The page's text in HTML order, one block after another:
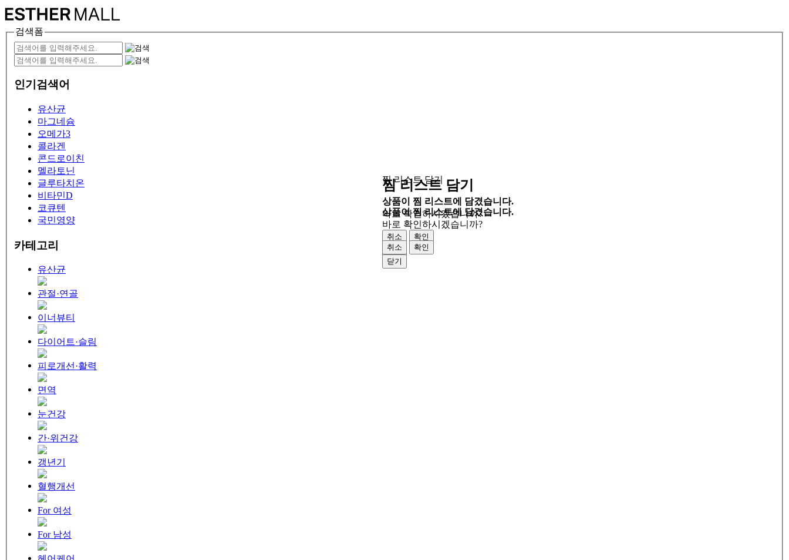
검색폼
인기검색어
유산균
마그네슘
오메가3
콜라겐
콘드로이친
멜라토닌
글루타치온
비타민D
코큐텐
국민영양
카테고리
유산균
관절·연골
이너뷰티
다이어트·슬림
피로개선·활력
면역
눈건강
간·위건강
갱년기
혈행개선
For 여성
For 남성
찜 리스트 담기
상품이 찜 리스트에 담겼습니다.
바로 확인하시겠습니까?
취소
확인
닫기
찜 리스트 담기
상품이 찜 리스트에 담겼습니다.
바로 확인하시겠습니까?
취소
확인
닫기